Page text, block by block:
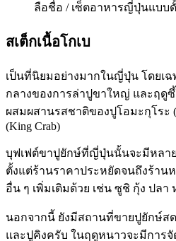
ลือชื่อ / เซ็ตอาหารญี่ปุ่นแบบดั้
สเต็กเนื้อโกเบ
เป็นที่นิยมอย่างมากในญี่ปุ่น โดยเ
กลางของการล่าปูขาใหญ่ และฤดูซึ้
ผสมผสานรสชาติของปูโอมะกุโระ
(King Crab)
บุฟเฟต์ขาปูยักษ์ที่ญี่ปุ่นนั้นจะมีหลา
ตั้งแต่ร้านราคาประหยัดจนถึงร้าน
อื่น ๆ เพิ่มเติมด้วย เช่น ซูชิ กุ้ง ปล
นอกจากนี้ ยังมีสถานที่ขายปูยักษ์ส
และปูคิงครับ ในฤดูหนาวจะมีการ